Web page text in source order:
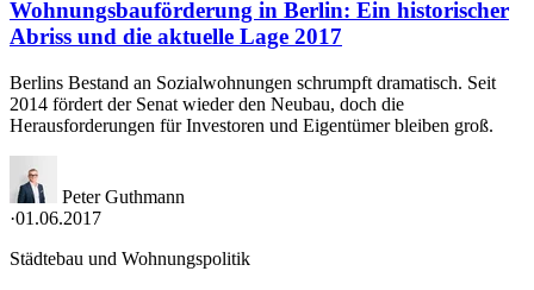
Wohnungsbauförderung in Berlin: Ein historischer
Abriss und die aktuelle Lage 2017
Berlins Bestand an Sozialwohnungen schrumpft dramatisch. Seit
2014 fördert der Senat wieder den Neubau, doch die
Herausforderungen für Investoren und Eigentümer bleiben groß.
Peter Guthmann
·01.06.2017
Städtebau und Wohnungspolitik